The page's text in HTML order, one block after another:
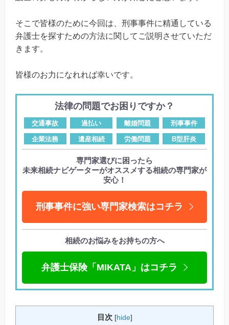
そこで皆様のために今回は、刑事事件に精通している
弁護士を探すための方法に関してご説明させていただ
きます。
皆様のお力になれれば幸いです。
法律の問題でお困りですか？
交通事故 過払い 離婚問題 刑事事件
企業法務 遺産相続 労働問題 B型肝炎
専門家選びに困ったら
未来相続ナビゲーターがオススメする相続の専門家が
安心！
刑事事件に強い専門家検索はコチラ
相続のお悩みをお持ちの方へ
弁護士保険「MIKATA」はコチラ
目次 [hide]